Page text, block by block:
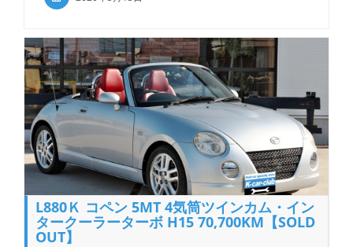
L880Ｋ コペン 5MT 4気筒ツインカム・イン
タークーラーターボ H15 70,700KM【SOLD
OUT】